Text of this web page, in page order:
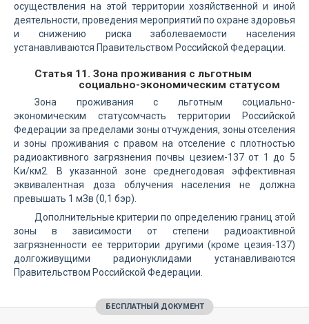
осуществления на этой территории хозяйственной и иной
деятельности, проведения мероприятий по охране здоровья
и снижению риска заболеваемости населения
устанавливаются Правительством Российской Федерации.
Статья 11. Зона проживания с льготным
социально-экономическим статусом
Зона проживания с льготным социально-
экономическим статусомчасть территории Российской
Федерации за пределами зоны отчуждения, зоны отселения
и зоны проживания с правом на отселение с плотностью
радиоактивного загрязнения почвы цезием-137 от 1 до 5
Ки/км2. В указанной зоне среднегодовая эффективная
эквивалентная доза облучения населения не должна
превышать 1 мЗв (0,1 бэр).
Дополнительные критерии по определению границ этой
зоны в зависимости от степени радиоактивной
загрязненности ее территории другими (кроме цезия-137)
долгоживущими радионуклидами устанавливаются
Правительством Российской Федерации.
БЕСПЛАТНЫЙ ДОКУМЕНТ